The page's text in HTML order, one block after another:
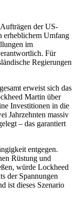
der US-
erheblichem Umfang
im
Für
Regierungen
erweist sich das
Martin über
Investitionen in die
Jahrzehnten massiv
– das garantiert
entgegen.
Rüstung und
würde Lockheed
der Spannungen
ist dieses Szenario